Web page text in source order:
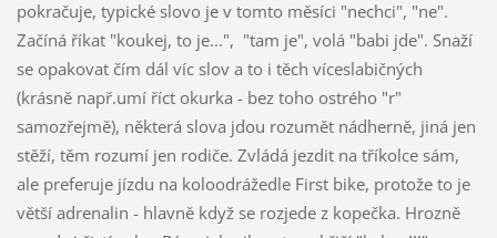
pokračuje, typické slovo je v tomto měsíci "nechci", "ne".
Začíná říkat "koukej, to je...", "tam je", volá "babi jde". Snaží
se opakovat čím dál víc slov a to i těch víceslabičných
(krásně např.umí říct okurka - bez toho ostrého "r"
samozřejmě), některá slova jdou rozumět nádherně, jiná jen
stěží, těm rozumí jen rodiče. Zvládá jezdit na tříkolce sám,
ale preferuje jízdu na koloodrážedle First bike, protože to je
větší adrenalin - hlavně když se rozjede z kopečka. Hrozně